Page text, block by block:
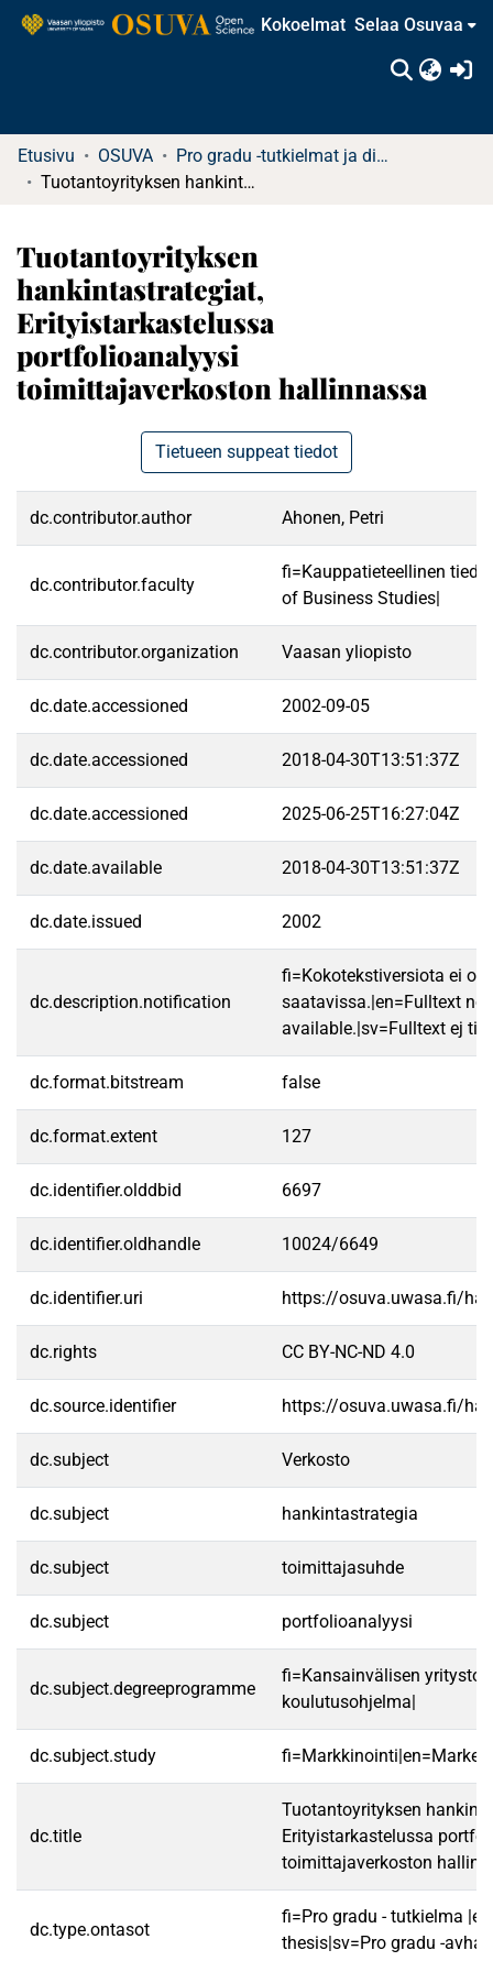
Kokoelmat Selaa Osuvaa
Etusivu OSUVA
Pro gradu -tutkielmat ja diplomityöt
Tuotantoyrityksen hankintastrategiat, Erityistarkastelussa portfolioanalyysi toimittajaverkoston hallinnassa
Tuotantoyrityksen
hankintastrategiat,
Erityistarkastelussa
portfolioanalyysi
toimittajaverkoston hallinnassa
Tietueen suppeat tiedot
dc.contributor.author Ahonen, Petri
dc.contributor.faculty
fi=Kauppatieteellinen
of Business Studies|
dc.contributor.organization Vaasan yliopisto
dc.date.accessioned 2002-09-05
dc.date.accessioned 2018-04-30T13:51:37Z
dc.date.accessioned 2025-06-25T16:27:04Z
dc.date.available 2018-04-30T13:51:37Z
dc.date.issued 2002
dc.description.notification
fi=Kokotekstiversiota ei ole
saatavissa.|en=Fulltext not
available.|sv=Fulltext ej
dc.format.bitstream false
dc.format.extent 127
dc.identifier.olddbid 6697
dc.identifier.oldhandle 10024/6649
dc.identifier.uri https://osuva.uwasa.fi/
dc.rights CC BY-NC-ND 4.0
dc.source.identifier https://osuva.uwasa.fi/
dc.subject Verkosto
dc.subject hankintastrategia
dc.subject toimittajasuhde
dc.subject portfolioanalyysi
dc.subject.degreeprogramme
fi=Kansainvälisen
koulutusohjelma|
dc.subject.study
dc.title
Tuotantoyrityksen
Erityistarkastelussa
toimittajaverkoston
dc.type.ontasot
fi=Pro gradu - tutkielma
thesis|sv=Pro gradu -